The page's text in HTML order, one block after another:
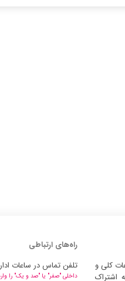
کلی و
اشتراک
راه‌های ارتباطی
تلفن تماس در ساعات
داخلی "صفر" یا "صد و یک" را